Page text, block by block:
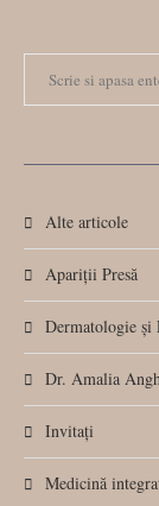
Alte articole
Apariții Presă
Dermatologie și
Dr. Amalia
Invitați
Medicină